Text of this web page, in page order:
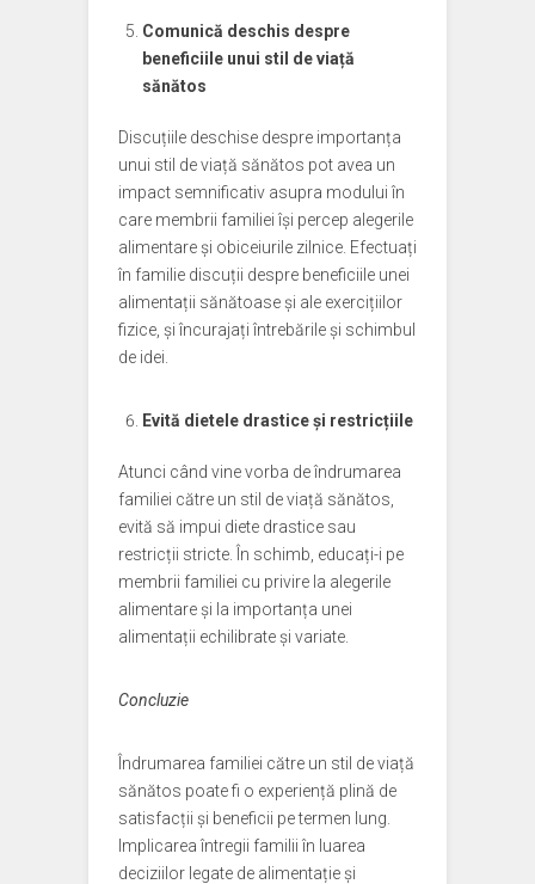
Comunică deschis despre
beneficiile unui stil de viață
sănătos
Discuțiile deschise despre importanța
unui stil de viață sănătos pot avea un
impact semnificativ asupra modului în
care membrii familiei își percep alegerile
alimentare și obiceiurile zilnice. Efectuați
în familie discuții despre beneficiile unei
alimentații sănătoase și ale exercițiilor
fizice, și încurajați întrebările și schimbul
de idei.
Evită dietele drastice și restricțiile
Atunci când vine vorba de îndrumarea
familiei către un stil de viață sănătos,
evită să impui diete drastice sau
restricții stricte. În schimb, educați-i pe
membrii familiei cu privire la alegerile
alimentare și la importanța unei
alimentații echilibrate și variate.
Concluzie
Îndrumarea familiei către un stil de viață
sănătos poate fi o experiență plină de
satisfacții și beneficii pe termen lung.
Implicarea întregii familii în luarea
deciziilor legate de alimentație și